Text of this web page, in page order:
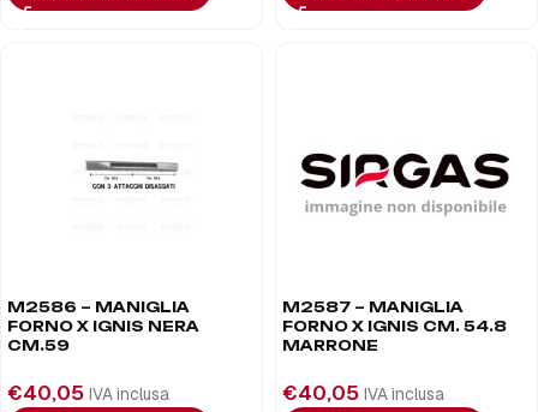
M2586 – MANIGLIA
FORNO X IGNIS NERA
CM.59
€40,05 IVA inclusa
M2587 – MANIGLIA
FORNO X IGNIS CM. 54.8
MARRONE
€40,05 IVA inclusa